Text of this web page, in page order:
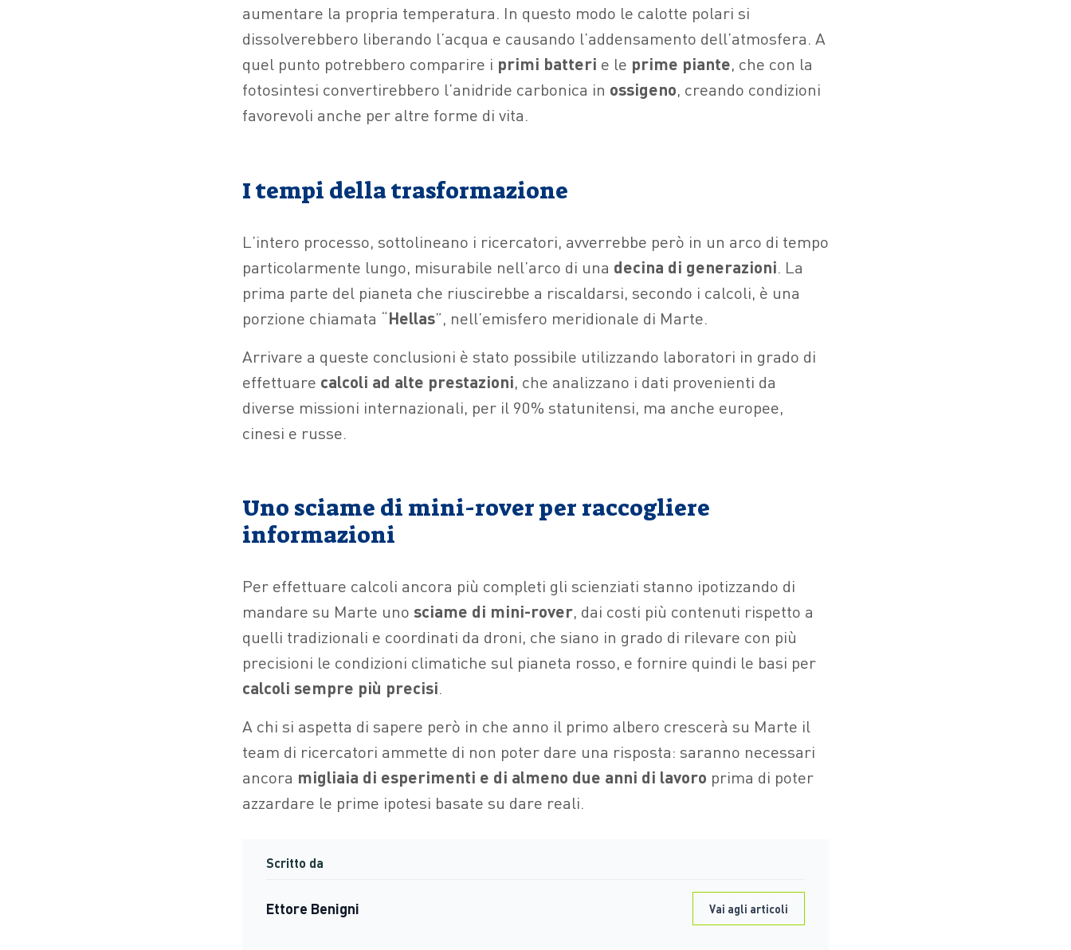
aumentare la propria temperatura. In questo modo le calotte polari si
dissolverebbero liberando l’acqua e causando l’addensamento dell’atmosfera. A
quel punto potrebbero comparire i primi batteri e le prime piante, che con la
fotosintesi convertirebbero l’anidride carbonica in ossigeno, creando condizioni
favorevoli anche per altre forme di vita.
I tempi della trasformazione
L’intero processo, sottolineano i ricercatori, avverrebbe però in un arco di tempo
particolarmente lungo, misurabile nell’arco di una decina di generazioni. La
prima parte del pianeta che riuscirebbe a riscaldarsi, secondo i calcoli, è una
porzione chiamata “Hellas”, nell’emisfero meridionale di Marte.
Arrivare a queste conclusioni è stato possibile utilizzando laboratori in grado di
effettuare calcoli ad alte prestazioni, che analizzano i dati provenienti da
diverse missioni internazionali, per il 90% statunitensi, ma anche europee,
cinesi e russe.
Uno sciame di mini-rover per raccogliere
informazioni
Per effettuare calcoli ancora più completi gli scienziati stanno ipotizzando di
mandare su Marte uno sciame di mini-rover, dai costi più contenuti rispetto a
quelli tradizionali e coordinati da droni, che siano in grado di rilevare con più
precisioni le condizioni climatiche sul pianeta rosso, e fornire quindi le basi per
calcoli sempre più precisi.
A chi si aspetta di sapere però in che anno il primo albero crescerà su Marte il
team di ricercatori ammette di non poter dare una risposta: saranno necessari
ancora migliaia di esperimenti e di almeno due anni di lavoro prima di poter
azzardare le prime ipotesi basate su dare reali.
Scritto da
Ettore Benigni Vai agli articoli